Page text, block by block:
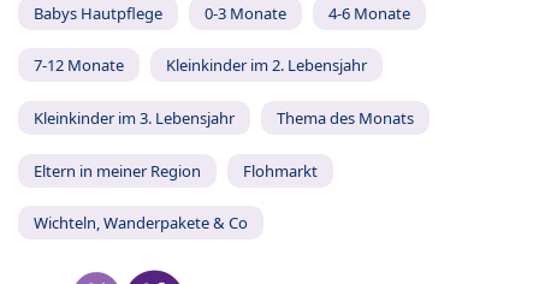
Babys Hautpflege 0-3 Monate 4-6 Monate
7-12 Monate Kleinkinder im 2. Lebensjahr
Kleinkinder im 3. Lebensjahr Thema des Monats
Eltern in meiner Region Flohmarkt
Wichteln, Wanderpakete & Co